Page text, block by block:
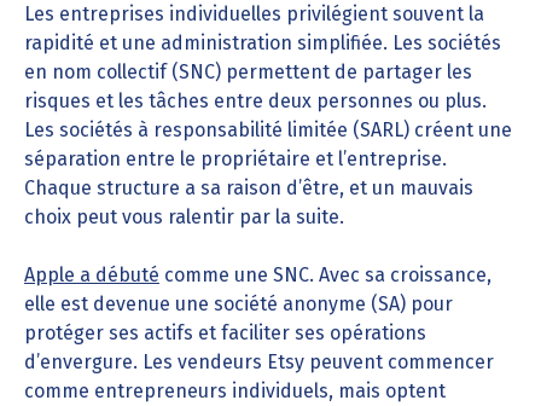
Les entreprises individuelles privilégient souvent la
rapidité et une administration simplifiée. Les sociétés
en nom collectif (SNC) permettent de partager les
risques et les tâches entre deux personnes ou plus.
Les sociétés à responsabilité limitée (SARL) créent une
séparation entre le propriétaire et l’entreprise.
Chaque structure a sa raison d’être, et un mauvais
choix peut vous ralentir par la suite.
Apple a débuté comme une SNC. Avec sa croissance,
elle est devenue une société anonyme (SA) pour
protéger ses actifs et faciliter ses opérations
d’envergure. Les vendeurs Etsy peuvent commencer
comme entrepreneurs individuels, mais optent